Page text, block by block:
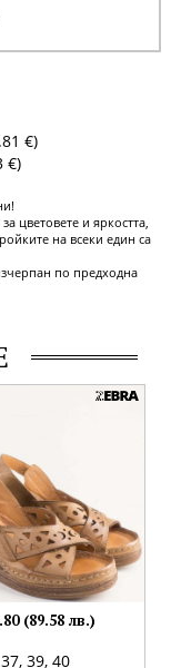
€)
€)
цветовете и яркостта,
на всеки един са
по предходна
37,39,40
(89.58 лв.)